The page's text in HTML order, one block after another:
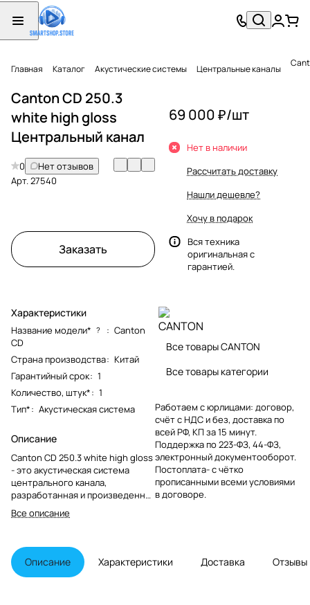
Главная Каталог Акустические системы Центральные каналы
Canton CD 250.3
white high gloss
Центральный канал
0
Нет отзывов
Арт.27540
Заказать
Характеристики
Название модели* ? : Canton
CD
Страна производства: Китай
Гарантийный срок: 1
Количество, штук*: 1
Тип*: Акустическая система
Описание
Canton CD 250.3 white high gloss
- это акустическая система
центрального канала,
разработанная и произведенная
известным брендом Canton.
Все описание
69 000 ₽/шт
Нет в наличии
Рассчитать доставку
Нашли дешевле?
Хочу в подарок
Вся техника
оригинальная с
гарантией.
Все товары CANTON
Все товары категории
Работаем с юрлицами: договор,
счёт с НДС и без, доставка по
всей РФ, КП за 15 минут.
Поддержка по 223-ФЗ, 44-ФЗ,
электронный документооборот.
Постоплата- с чётко
прописанными всеми условиями
в договоре.
Описание Характеристики Доставка Отзывы